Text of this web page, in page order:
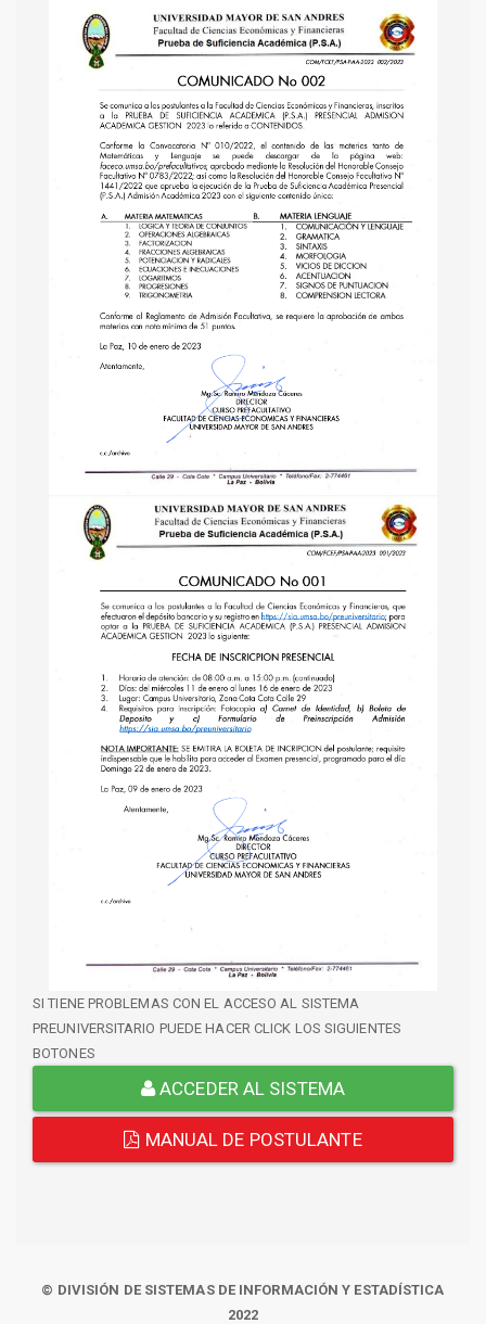
SI TIENE PROBLEMAS CON EL ACCESO AL SISTEMA
PREUNIVERSITARIO PUEDE HACER CLICK LOS SIGUIENTES
BOTONES
ACCEDER AL SISTEMA
MANUAL DE POSTULANTE
© DIVISIÓN DE SISTEMAS DE INFORMACIÓN Y ESTADÍSTICA
2022